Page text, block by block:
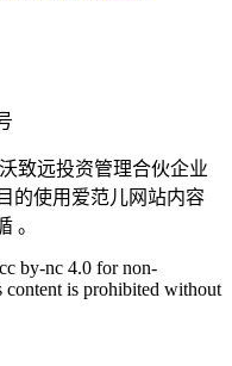
致远投资管理合伙企业
的使用爱范儿网站内容
。
by-nc 4.0 for non-
content is prohibited without